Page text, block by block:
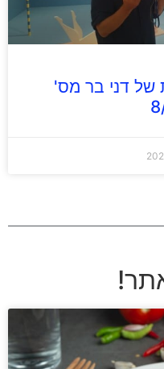
של דני בר מס'